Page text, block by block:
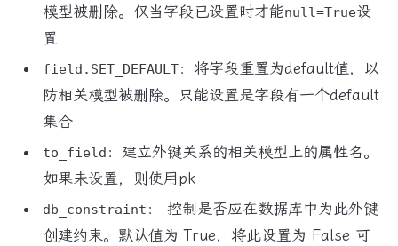
模型被删除。仅当字段已设置时才能null=True设
置
field.SET_DEFAULT：将字段重置为default值，以
防相关模型被删除。只能设置是字段有一个default
集合
to_field ：建立外键关系的相关模型上的属性名。
如果未设置，则使用pk
db_constraint ： 控制是否应在数据库中为此外键
创建约束。默认值为 True，将此设置为 False 可